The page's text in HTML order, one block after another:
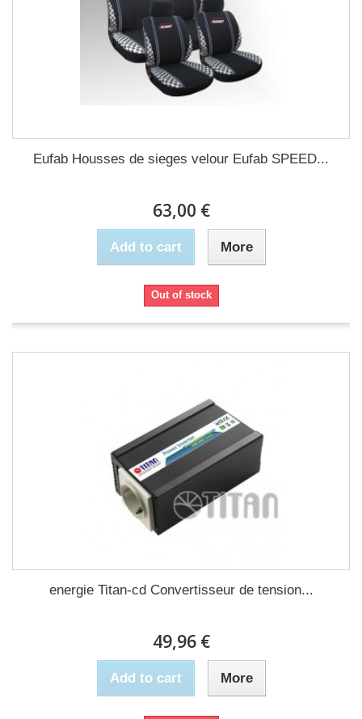
Eufab Housses de sieges velour Eufab SPEED...
63,00 €
Add to cart More
Out of stock
energie Titan-cd Convertisseur de tension...
49,96 €
Add to cart More